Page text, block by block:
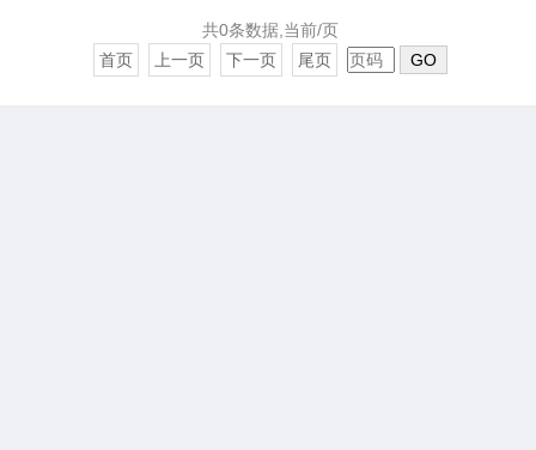
共0条数据,当前/页
首页
上一页 下一页 尾页 GO